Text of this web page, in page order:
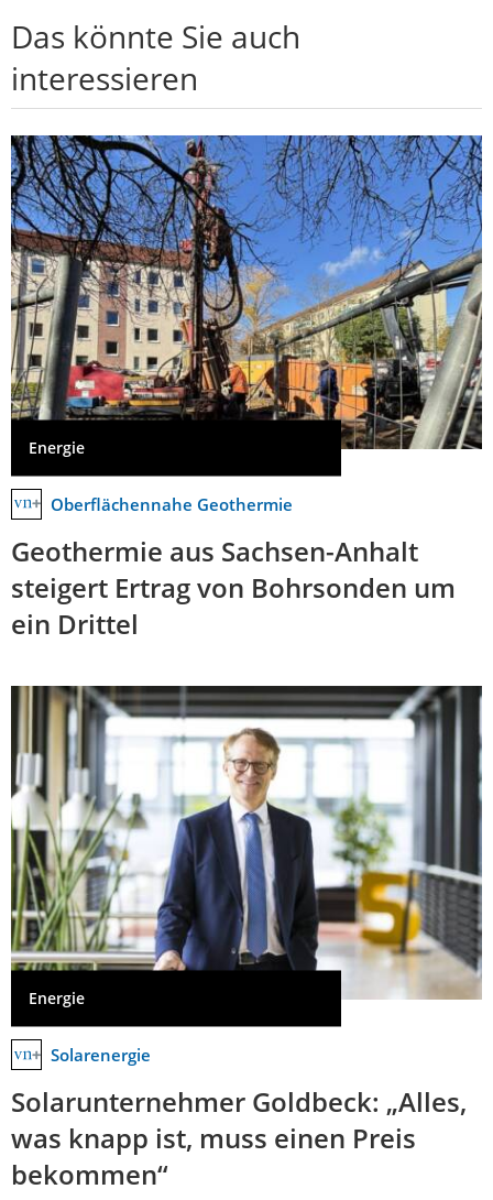
Das könnte Sie auch
interessieren
Energie
Oberflächennahe Geothermie
Geothermie aus Sachsen-Anhalt
steigert Ertrag von Bohrsonden um
ein Drittel
Energie
Solarenergie
Solarunternehmer Goldbeck: „Alles,
was knapp ist, muss einen Preis
bekommen“